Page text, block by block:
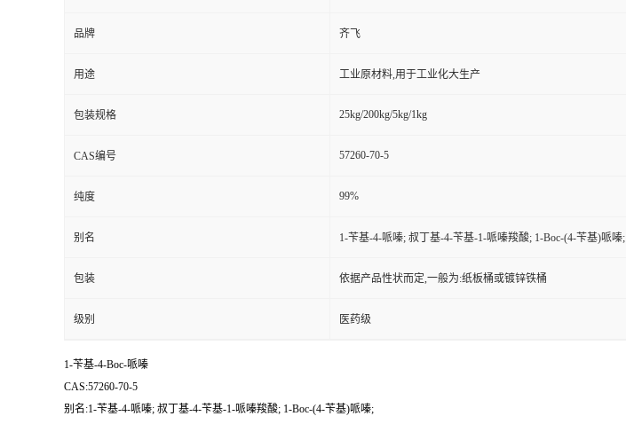
品牌 齐飞
用途 工业原材料,用于工业化大生产
包装规格 25kg/200kg/5kg/1kg
CAS编号 57260-70-5
纯度 99%
别名 1-苄基-4-哌嗪; 叔丁基-4-苄基-1-哌嗪羧酸; 1-Boc-(4-苄基)哌嗪;
包装 依据产品性状而定,一般为:纸板桶或镀锌铁桶
级别 医药级
1-苄基-4-Boc-哌嗪
CAS:57260-70-5
别名:1-苄基-4-哌嗪; 叔丁基-4-苄基-1-哌嗪羧酸; 1-Boc-(4-苄基)哌嗪;